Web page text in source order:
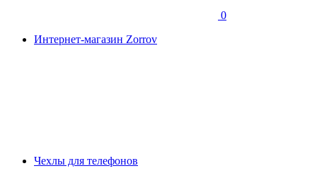
0
Интернет-магазин Zorrov
Чехлы для телефонов